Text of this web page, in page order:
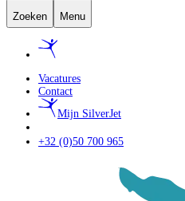
Zoeken Menu
Vacatures
Contact
Mijn SilverJet
+32 (0)50 700 965